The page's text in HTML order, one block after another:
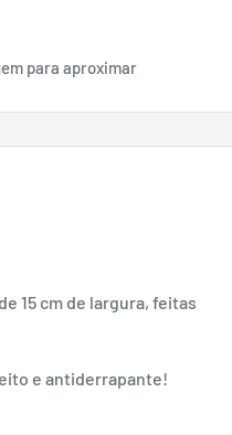
para aproximar
15 cm de largura, feitas
e antiderrapante!